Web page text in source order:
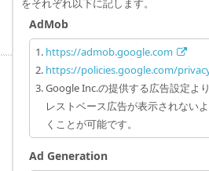
をそれぞれ以下に記します。
AdMob
https://admob.google.com
https://policies.google.com/
Google Inc.の提供する広告設定よ
レストベース広告が表示されない
くことが可能です。
Ad Generation